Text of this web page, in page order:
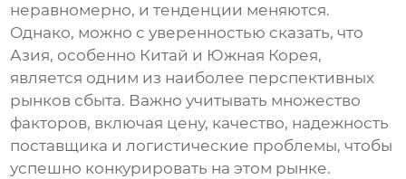
неравномерно, и тенденции меняются.
Однако, можно с уверенностью сказать, что
Азия, особенно Китай и Южная Корея,
является одним из наиболее перспективных
рынков сбыта. Важно учитывать множество
факторов, включая цену, качество, надежность
поставщика и логистические проблемы, чтобы
успешно конкурировать на этом рынке.